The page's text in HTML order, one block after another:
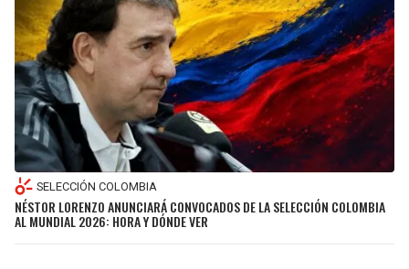
SELECCIÓN COLOMBIA
NÉSTOR LORENZO ANUNCIARÁ CONVOCADOS DE LA SELECCIÓN COLOMBIA
AL MUNDIAL 2026: HORA Y DÓNDE VER